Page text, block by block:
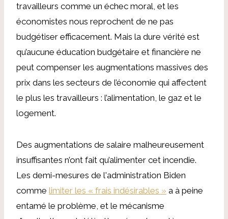
travailleurs comme un échec moral, et les
économistes nous reprochent de ne pas
budgétiser efficacement. Mais la dure vérité est
qu’aucune éducation budgétaire et financière ne
peut compenser les augmentations massives des
prix dans les secteurs de l’économie qui affectent
le plus les travailleurs : l’alimentation, le gaz et le
logement.
Des augmentations de salaire malheureusement
insuffisantes n’ont fait qu’alimenter cet incendie.
Les demi-mesures de l'administration Biden
comme limiter les « frais indésirables » a à peine
entamé le problème, et le mécanisme